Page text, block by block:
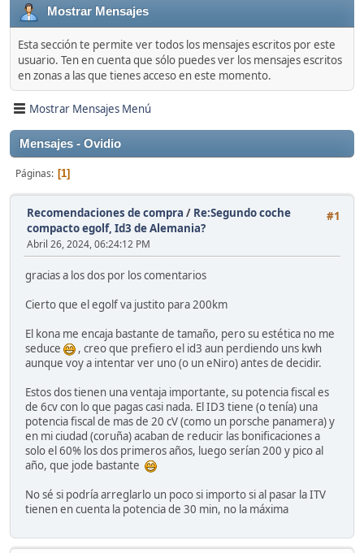
Mostrar Mensajes
Esta sección te permite ver todos los mensajes escritos por este
usuario. Ten en cuenta que sólo puedes ver los mensajes escritos
en zonas a las que tienes acceso en este momento.
Mostrar Mensajes Menú
Mensajes - Ovidio
Páginas 1
#1
Recomendaciones de compra / Re:Segundo coche
compacto egolf, Id3 de Alemania?
Abril 26, 2024, 06:24:12 PM
gracias a los dos por los comentarios
Cierto que el egolf va justito para 200km
El kona me encaja bastante de tamaño, pero su estética no me
seduce
, creo que prefiero el id3 aun perdiendo uns kwh
aunque voy a intentar ver uno (o un eNiro) antes de decidir.
Estos dos tienen una ventaja importante, su potencia fiscal es
de 6cv con lo que pagas casi nada. El ID3 tiene (o tenía) una
potencia fiscal de mas de 20 cV (como un porsche panamera) y
en mi ciudad (coruña) acaban de reducir las bonificaciones a
solo el 60% los dos primeros años, luego serían 200 y pico al
año, que jode bastante
No sé si podría arreglarlo un poco si importo si al pasar la ITV
tienen en cuenta la potencia de 30 min, no la máxima